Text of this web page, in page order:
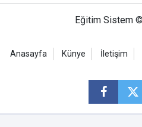
Eğitim Sistem
Anasayfa Künye İletişim